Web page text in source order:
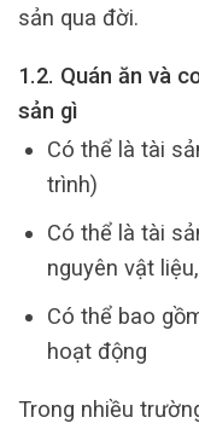
sản qua đời.
1.2. Quán ăn và
sản gì
Có thể là tài
trình)
Có thể là tài
nguyên vật
Có thể bao
hoạt động
Trong nhiều